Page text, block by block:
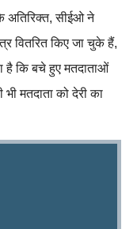
सीईओ ने
वितरित किए जा चुके हैं,
है कि बचे हुए मतदाताओं
मतदाता को देरी का